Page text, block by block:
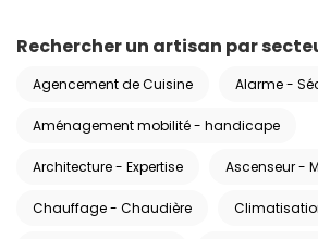
Rechercher un artisan par
Agencement de Cuisine Alarme -
Aménagement mobilité - handicape
Architecture - Expertise Ascenseur -
Chauffage - Chaudière